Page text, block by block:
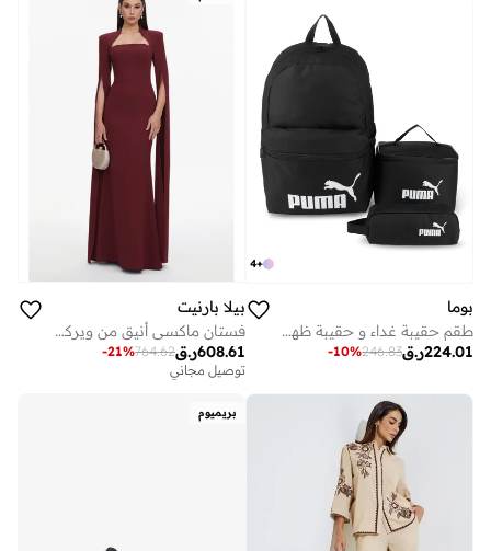
+
4
بوما
طقم حقيبة غداء و حقيبة ظهر بي تي اس
ر.ق224.01
246.83
-10%
بيلا بارنيت
فستان ماكسي أنيق من ويركو، بياقة مربعة وأكمام واسعة.
ر.ق608.61
764.62
-21%
توصيل مجاني
بريميوم